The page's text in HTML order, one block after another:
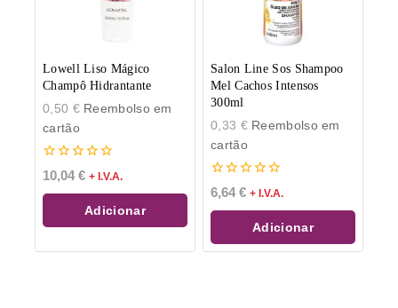
Lowell Liso Mágico
Champô Hidrantante
0,50 €Reembolso em
cartão
0
de
5
10,04€ + I.V.A.
Adicionar
Salon Line Sos Shampoo
Mel Cachos Intensos
300ml
0,33 €Reembolso em
cartão
0
de
5
6,64€ + I.V.A.
Adicionar